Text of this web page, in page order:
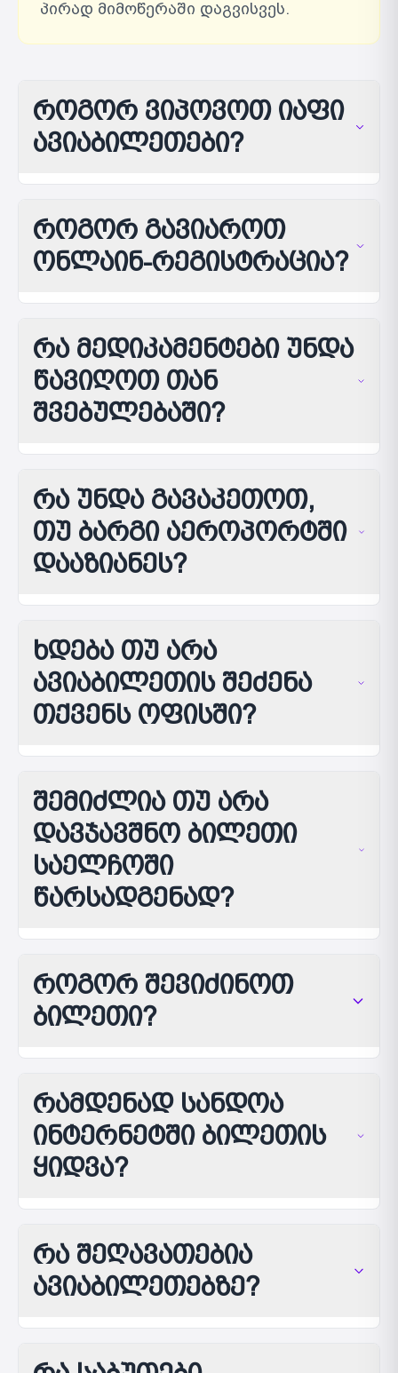
პირად მიმოწერაში დაგვისვეს.
როგორ ვიპოვოთ იაფი
ავიაბილეთები?
როგორ გავიაროთ
ონლაინ-რეგისტრაცია?
რა მედიკამენტები უნდა
წავიღოთ თან
შვებულებაში?
რა უნდა გავაკეთოთ,
თუ ბარგი აეროპორტში
დააზიანეს?
ხდება თუ არა
ავიაბილეთის შეძენა
თქვენს ოფისში?
შემიძლია თუ არა
დავჯავშნო ბილეთი
საელჩოში
წარსადგენად?
როგორ შევიძინოთ
ბილეთი?
რამდენად სანდოა
ინტერნეტში ბილეთის
ყიდვა?
რა შეღავათებია
ავიაბილეთებზე?